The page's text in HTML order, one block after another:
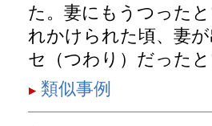
た。妻にもうつった
れかけられた頃、妻
セ（つわり）だった
類似事例